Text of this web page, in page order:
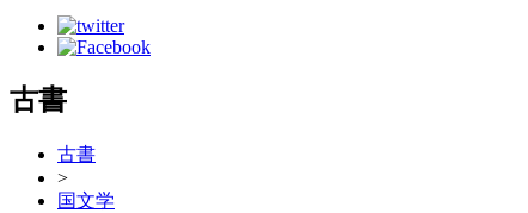
古書
古書
>
国文学